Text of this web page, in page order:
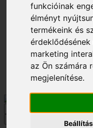
funkcióinak
élményt
termékeink és
marketing
az Ön számára
megjelenítése.
Bejelentkezés
Regisztráció
HU - Magyar
EN - English
Bejelentkezés
Kosár